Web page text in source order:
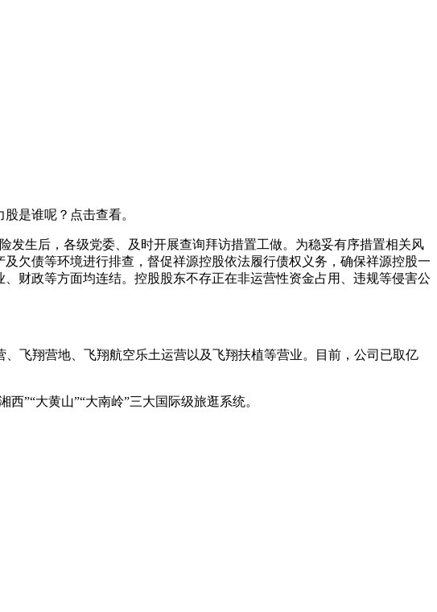
是谁呢？点击查看。
生后，各级党委、及时开展查询拜访措置工做。为稳妥有序措置相关风
欠债等环境进行排查，督促祥源控股依法履行债权义务，确保祥源控股一
财政等方面均连结。控股股东不存正在非运营性资金占用、违规等侵害公
飞翔营地、飞翔航空乐土运营以及飞翔扶植等营业。目前，公司已取亿
”“大黄山”“大南岭”三大国际级旅逛系统。